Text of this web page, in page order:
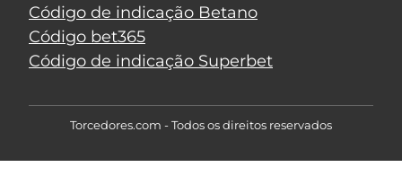
Código de indicação Betano
Código bet365
Código de indicação Superbet
Torcedores.com - Todos os direitos reservados